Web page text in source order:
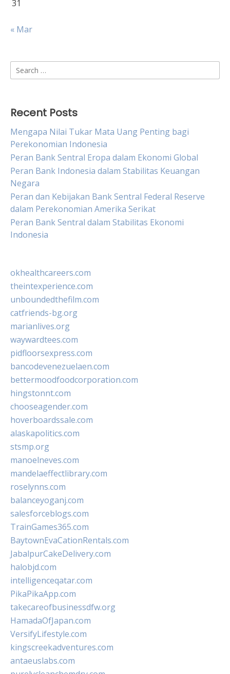
31
« Mar
Search
for:
Recent Posts
Mengapa Nilai Tukar Mata Uang Penting bagi
Perekonomian Indonesia
Peran Bank Sentral Eropa dalam Ekonomi Global
Peran Bank Indonesia dalam Stabilitas Keuangan
Negara
Peran dan Kebijakan Bank Sentral Federal Reserve
dalam Perekonomian Amerika Serikat
Peran Bank Sentral dalam Stabilitas Ekonomi
Indonesia
okhealthcareers.com
theintexperience.com
unboundedthefilm.com
catfriends-bg.org
marianlives.org
waywardtees.com
pidfloorsexpress.com
bancodevenezuelaen.com
bettermoodfoodcorporation.com
hingstonnt.com
chooseagender.com
hoverboardssale.com
alaskapolitics.com
stsmp.org
manoelneves.com
mandelaeffectlibrary.com
roselynns.com
balanceyoganj.com
salesforceblogs.com
TrainGames365.com
BaytownEvaCationRentals.com
JabalpurCakeDelivery.com
halobjd.com
intelligenceqatar.com
PikaPikaApp.com
takecareofbusinessdfw.org
HamadaOfJapan.com
VersifyLifestyle.com
kingscreekadventures.com
antaeuslabs.com